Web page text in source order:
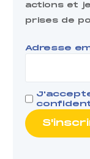
actions et
prises de
Adresse